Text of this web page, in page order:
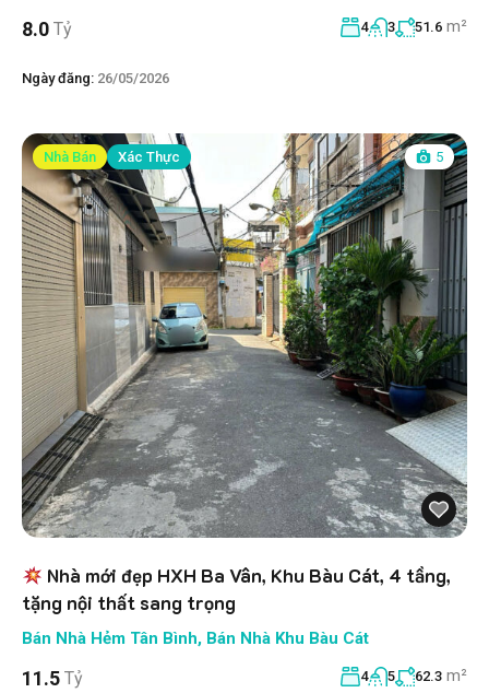
8.0 Tỷ 4 3 51.6 m²
Ngày đăng: 26/05/2026
Nhà Bán Xác Thực 5
Nhà mới đẹp HXH Ba Vân, Khu Bàu Cát, 4 tầng,
tặng nội thất sang trọng
Bán Nhà Hẻm Tân Bình, Bán Nhà Khu Bàu Cát
11.5 Tỷ 4 5 62.3 m²